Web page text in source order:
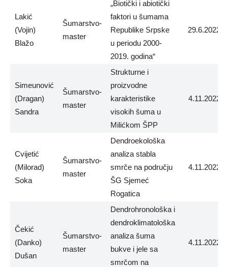
Lakić
(Vojin)
Blažo
Šumarstvo-
master
„Biotički i abiotički
faktori u šumama
Republike Srpske
u periodu 2000-
2019. godina“
29.6.2022.
Simeunović
(Dragan)
Sandra
Šumarstvo-
master
Strukturne i
proizvodne
karakteristike
visokih šuma u
Milićkom ŠPP
4.11.2022.
Cvijetić
(Milorad)
Soka
Šumarstvo-
master
Dendroekološka
analiza stabla
smrče na području
ŠG Sjemeć
Rogatica
4.11.2022.
Čekić
(Danko)
Dušan
Šumarstvo-
master
Dendrohronološka i
dendroklimatološka
analiza šuma
bukve i jele sa
smrčom na
4.11.2022.